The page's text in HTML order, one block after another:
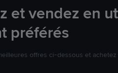
et vendez en
préférés
offres ci-dessous et